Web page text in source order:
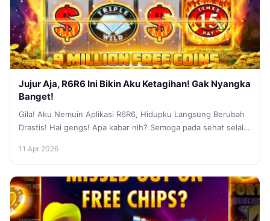
Jujur Aja, R6R6 Ini Bikin Aku Ketagihan! Gak Nyangka
Banget!
Gila! Aku Nemuin Aplikasi R6R6, Hidupku Langsung Berubah
Drastis! Hai gengs! Apa kabar nih? Semoga pada sehat selalu
11 Apr 2026